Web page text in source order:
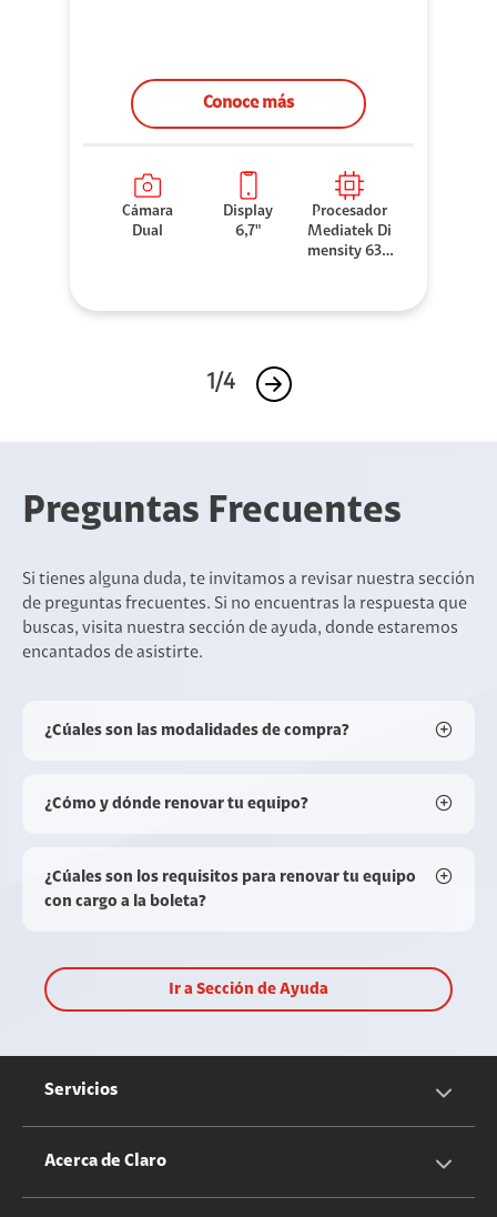
Conoce más
Cámara
Dual
Display
6,7"
Procesador
Mediatek Di
mensity 630
1/4
Preguntas Frecuentes
Si tienes alguna duda, te invitamos a revisar nuestra sección
de preguntas frecuentes. Si no encuentras la respuesta que
buscas, visita nuestra sección de ayuda, donde estaremos
encantados de asistirte.
¿Cúales son las modalidades de compra?
¿Cómo y dónde renovar tu equipo?
¿Cúales son los requisitos para renovar tu equipo
con cargo a la boleta?
Ir a Sección de Ayuda
Servicios
Servicios Móviles
Acerca de Claro